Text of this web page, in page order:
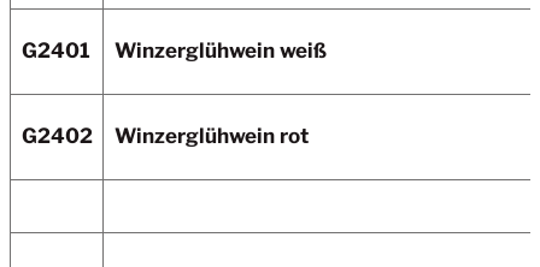
G2401 Winzerglühwein weiß
G2402 Winzerglühwein rot